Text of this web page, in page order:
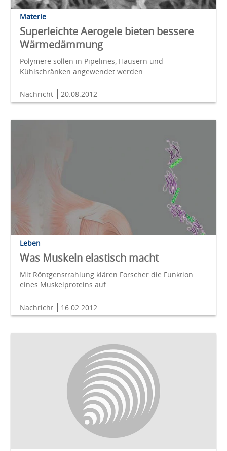
Materie
Superleichte Aerogele bieten bessere
Wärmedämmung
Polymere sollen in Pipelines, Häusern und
Kühlschränken angewendet werden.
Nachricht 20.08.2012
Leben
Was Muskeln elastisch macht
Mit Röntgenstrahlung klären Forscher die Funktion
eines Muskelproteins auf.
Nachricht 16.02.2012